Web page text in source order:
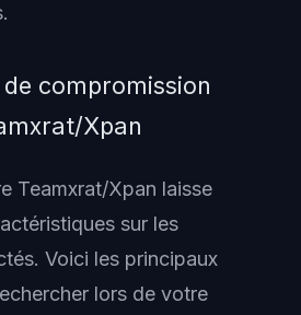
compromission
Xpan
Teamxrat/Xpan laisse
sur les
Voici les principaux
lors de votre